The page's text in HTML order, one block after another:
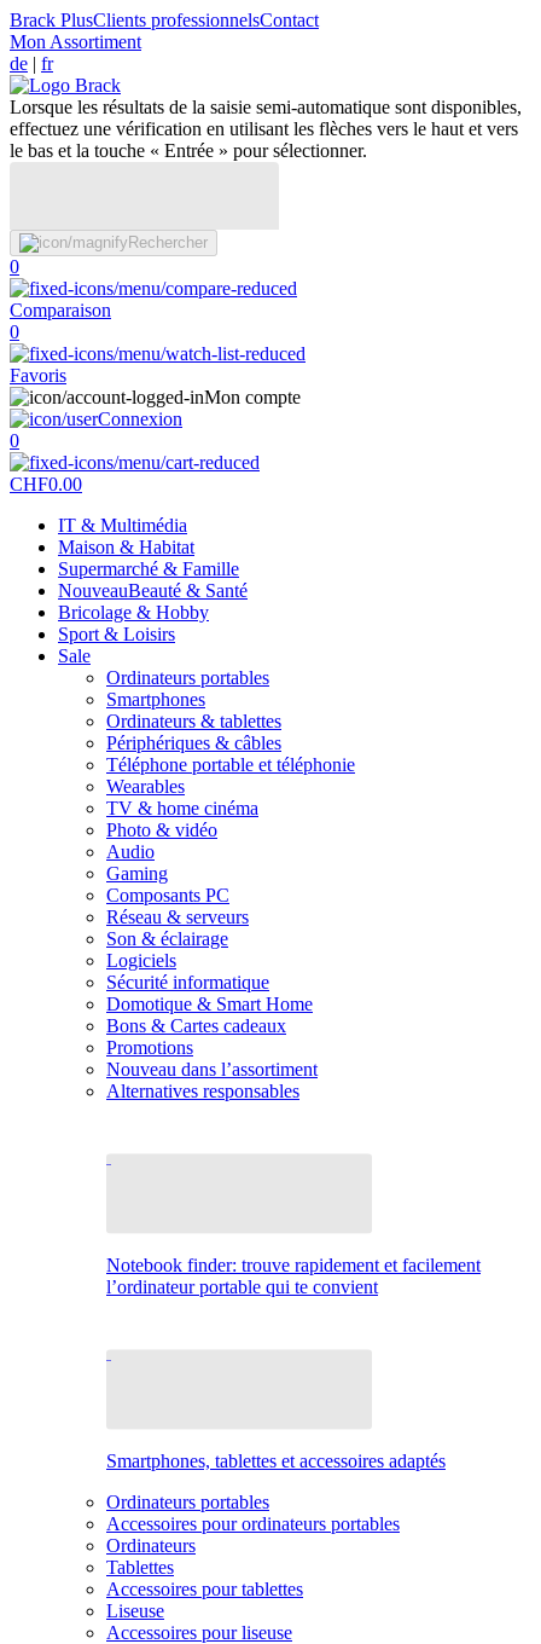
Brack PlusClients professionnelsContact
Mon Assortiment
de | fr
Lorsque les résultats de la saisie semi-automatique sont disponibles,
effectuez une vérification en utilisant les flèches vers le haut et vers
le bas et la touche « Entrée » pour sélectionner.
Rechercher
0
Comparaison
0
Favoris
Mon compte
Connexion
0
CHF0.00
IT & Multimédia
Maison & Habitat
Supermarché & Famille
NouveauBeauté & Santé
Bricolage & Hobby
Sport & Loisirs
Sale
Ordinateurs portables
Smartphones
Ordinateurs & tablettes
Périphériques & câbles
Téléphone portable et téléphonie
Wearables
TV & home cinéma
Photo & vidéo
Audio
Gaming
Composants PC
Réseau & serveurs
Son & éclairage
Logiciels
Sécurité informatique
Domotique & Smart Home
Bons & Cartes cadeaux
Promotions
Nouveau dans l’assortiment
Alternatives responsables
Notebook finder: trouve rapidement et facilement
l’ordinateur portable qui te convient
Smartphones, tablettes et accessoires adaptés
Ordinateurs portables
Accessoires pour ordinateurs portables
Ordinateurs
Tablettes
Accessoires pour tablettes
Liseuse
Accessoires pour liseuse